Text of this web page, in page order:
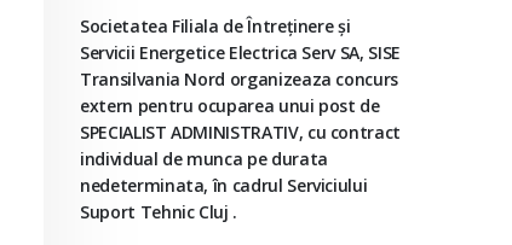
Societatea Filiala de Întreţinere şi
Servicii Energetice Electrica Serv SA, SISE
Transilvania Nord organizeaza concurs
extern pentru ocuparea unui post de
SPECIALIST ADMINISTRATIV, cu contract
individual de munca pe durata
nedeterminata, în cadrul Serviciului
Suport Tehnic Cluj .